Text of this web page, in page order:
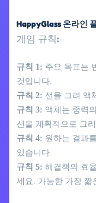
HappyGlass 온라인
게임 규칙:
규칙 1: 주요 목표는
것입니다.
규칙 2: 선을 그려 액
규칙 3: 액체는 중력
선을 계획적으로 그리
규칙 4: 원하는 결과
있습니다.
규칙 5: 해결책의 효
세요. 가능한 가장 짧